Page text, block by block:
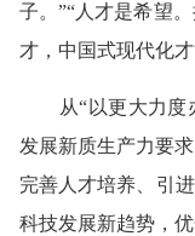
子。”“人才是希望
才，中国式现代化
从“以更大力度办
发展新质生产力要
完善人才培养、引
科技发展新趋势，